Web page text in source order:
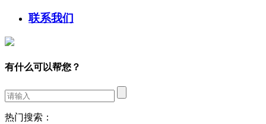
联系我们
有什么可以帮您？
热门搜索：